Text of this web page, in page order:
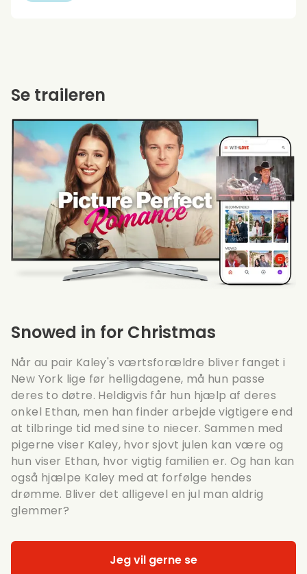
Snowed in for Christmas
Når au pair Kaley's værtsforældre bliver fanget i
New York lige før helligdagene, må hun passe
deres to døtre. Heldigvis får hun hjælp af deres
onkel Ethan, men han finder arbejde vigtigere end
at tilbringe tid med sine to niecer. Sammen med
pigerne viser Kaley, hvor sjovt julen kan være og
hun viser Ethan, hvor vigtig familien er. Og han kan
også hjælpe Kaley med at forfølge hendes
drømme. Bliver det alligevel en jul man aldrig
glemmer?
Jeg vil gerne se
Se traileren